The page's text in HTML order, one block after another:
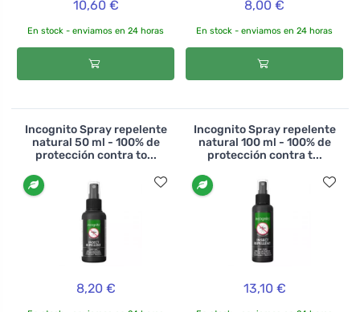
10,60 €
En stock - enviamos en 24 horas
8,00 €
En stock - enviamos en 24 horas
Incognito Spray repelente
natural 50 ml - 100% de
protección contra to...
8,20 €
Incognito Spray repelente
natural 100 ml - 100% de
protección contra t...
13,10 €